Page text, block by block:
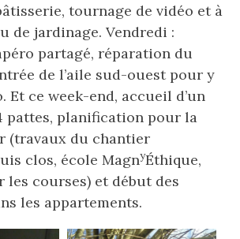
tournage de vidéo et à
de jardinage. Vendredi :
partagé, réparation du
de l’aile sud-ouest pour y
Et ce week-end, accueil d’un
pattes, planification pour la
(travaux du chantier
clos, école MagnyÉthique,
courses) et début des
les appartements.